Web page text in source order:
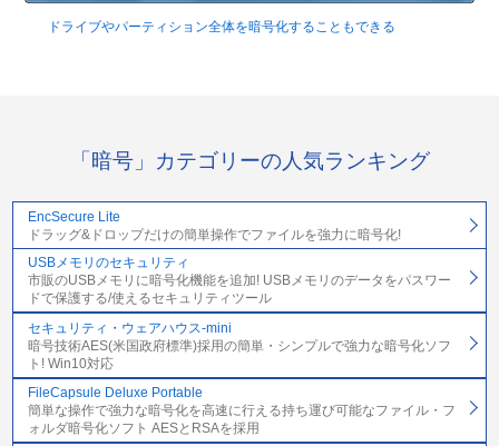
ドライブやパーティション全体を暗号化することもできる
「暗号」カテゴリーの人気ランキング
EncSecure Lite
ドラッグ&ドロップだけの簡単操作でファイルを強力に暗号化!
USBメモリのセキュリティ
市販のUSBメモリに暗号化機能を追加! USBメモリのデータをパスワー
ドで保護する/使えるセキュリティツール
セキュリティ・ウェアハウス-mini
暗号技術AES(米国政府標準)採用の簡単・シンプルで強力な暗号化ソフ
ト! Win10対応
FileCapsule Deluxe Portable
簡単な操作で強力な暗号化を高速に行える持ち運び可能なファイル・フ
ォルダ暗号化ソフト AESとRSAを採用